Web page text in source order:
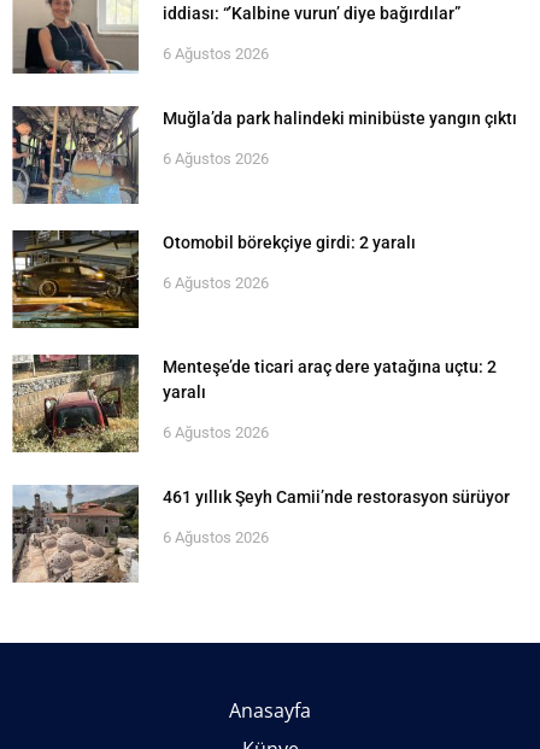
iddiası: “’Kalbine vurun’ diye bağırdılar”
6 Ağustos 2026
Muğla’da park halindeki minibüste yangın çıktı
6 Ağustos 2026
Otomobil börekçiye girdi: 2 yaralı
6 Ağustos 2026
Menteşe’de ticari araç dere yatağına uçtu: 2
yaralı
6 Ağustos 2026
461 yıllık Şeyh Camii’nde restorasyon sürüyor
6 Ağustos 2026
Anasayfa